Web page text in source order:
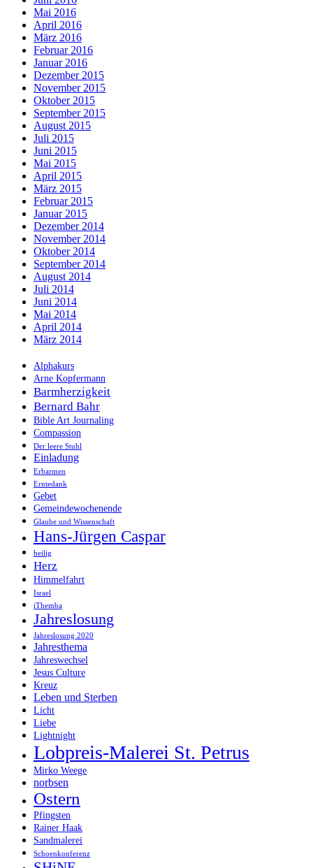
Mai 2016
April 2016
März 2016
Februar 2016
Januar 2016
Dezember 2015
November 2015
Oktober 2015
September 2015
August 2015
Juli 2015
Juni 2015
Mai 2015
April 2015
März 2015
Februar 2015
Januar 2015
Dezember 2014
November 2014
Oktober 2014
September 2014
August 2014
Juli 2014
Juni 2014
Mai 2014
April 2014
März 2014
Alphakurs
Arne Kopfermann
Barmherzigkeit
Bernard Bahr
Bible Art Journaling
Compassion
Der leere Stuhl
Einladung
Erbarmen
Erntedank
Gebet
Gemeindewochenende
Glaube und Wissenschaft
Hans-Jürgen Caspar
heilig
Herz
Himmelfahrt
Israel
iThemba
Jahreslosung
Jahreslosung 2020
Jahresthema
Jahreswechsel
Jesus Culture
Kreuz
Leben und Sterben
Licht
Liebe
Lightnight
Lobpreis-Malerei St. Petrus
Mirko Weege
norbsen
Ostern
Pfingsten
Rainer Haak
Sandmalerei
Schoenkonferenz